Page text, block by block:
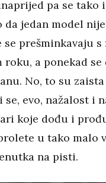
pa se tako
jedan model
se prešminkavaju
a ponekad se
No, to su
evo, nažalost i
koje dođu i
u tako malo
na pisti.